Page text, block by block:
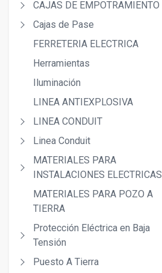
CAJAS DE EMPOTRAMIENTO
Cajas de Pase
FERRETERIA ELECTRICA
Herramientas
Iluminación
LINEA ANTIEXPLOSIVA
LINEA CONDUIT
Linea Conduit
MATERIALES PARA
INSTALACIONES ELECTRICAS
MATERIALES PARA POZO A
TIERRA
Protección Eléctrica en Baja
Tensión
Puesto A Tierra